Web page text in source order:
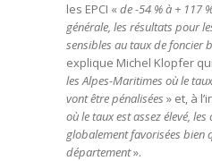
les EPCI « de -54 % à + 117
générale, les résultats pour
sensibles au taux de foncier
explique Michel Klopfer
les Alpes-Maritimes où le
vont être pénalisées » et, à
où le taux est assez élevé,
globalement favorisées bien
département».